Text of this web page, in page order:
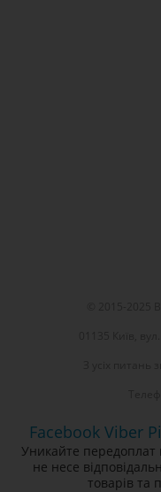
Facebook Viber
Уникайте передоплат
не несе
товарів та